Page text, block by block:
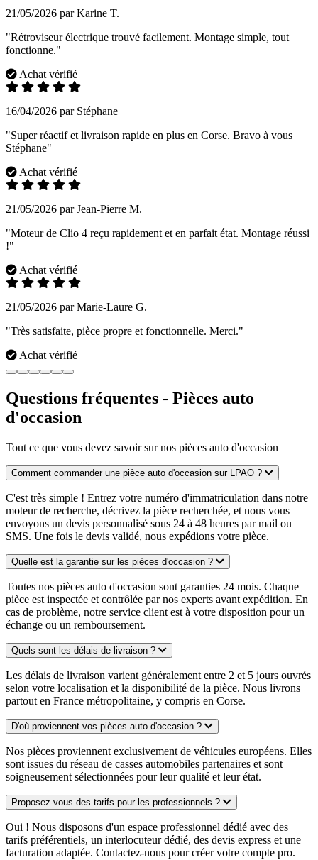
21/05/2026 par Karine T.
"Rétroviseur électrique trouvé facilement. Montage simple, tout
fonctionne."
Achat vérifié
16/04/2026 par Stéphane
"Super réactif et livraison rapide en plus en Corse. Bravo à vous
Stéphane"
Achat vérifié
21/05/2026 par Jean-Pierre M.
"Moteur de Clio 4 reçu rapidement et en parfait état. Montage réussi
!"
Achat vérifié
21/05/2026 par Marie-Laure G.
"Très satisfaite, pièce propre et fonctionnelle. Merci."
Achat vérifié
Questions fréquentes - Pièces auto
d'occasion
Tout ce que vous devez savoir sur nos pièces auto d'occasion
Comment commander une pièce auto d'occasion sur LPAO ?
C'est très simple ! Entrez votre numéro d'immatriculation dans notre
moteur de recherche, décrivez la pièce recherchée, et nous vous
envoyons un devis personnalisé sous 24 à 48 heures par mail ou
SMS. Une fois le devis validé, nous expédions votre pièce.
Quelle est la garantie sur les pièces d'occasion ?
Toutes nos pièces auto d'occasion sont garanties 24 mois. Chaque
pièce est inspectée et contrôlée par nos experts avant expédition. En
cas de problème, notre service client est à votre disposition pour un
échange ou un remboursement.
Quels sont les délais de livraison ?
Les délais de livraison varient généralement entre 2 et 5 jours ouvrés
selon votre localisation et la disponibilité de la pièce. Nous livrons
partout en France métropolitaine, y compris en Corse.
D'où proviennent vos pièces auto d'occasion ?
Nos pièces proviennent exclusivement de véhicules européens. Elles
sont issues du réseau de casses automobiles partenaires et sont
soigneusement sélectionnées pour leur qualité et leur état.
Proposez-vous des tarifs pour les professionnels ?
Oui ! Nous disposons d'un espace professionnel dédié avec des
tarifs préférentiels, un interlocuteur dédié, des devis express et une
facturation adaptée. Contactez-nous pour créer votre compte pro.